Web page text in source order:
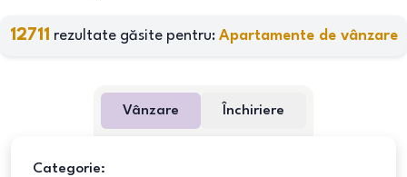
12711 rezultate găsite pentru: Apartamente de vânzare
Vânzare Închiriere
Categorie: